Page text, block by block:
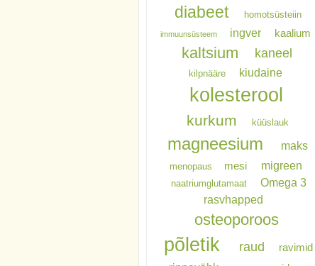
diabeet homotsüsteiin
immuunsüsteem ingver kaalium
kaltsium kaneel
kilpnääre kiudaine
kolesterool
kurkum küüslauk
magneesium maks
menopaus mesi migreen
naatriumglutamaat
Omega 3
rasvhapped
osteoporoos
põletik raud ravimid